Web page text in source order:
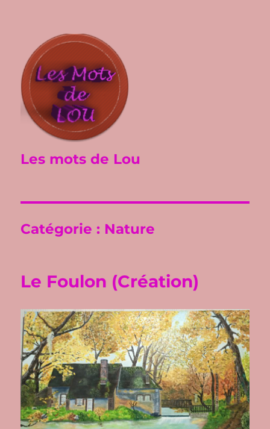
Les mots de Lou
Catégorie : Nature
Le Foulon (Création)